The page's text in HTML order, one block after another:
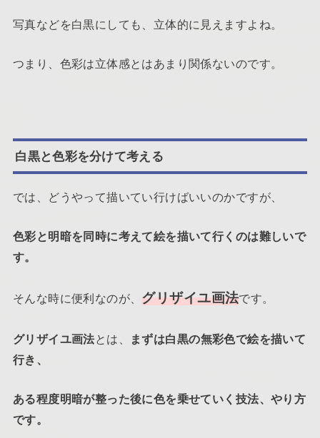
写真などを白黒にしても、立体的に見えますよね。
つまり、色彩は立体感とはあまり関係ないのです。
白黒と色彩を分けて考える
では、どうやって描いてい行けばいいのかですが、
色彩と明暗を同時に考えて絵を描いて行くのは難しいで
す。
そんな時に便利なのが、 グリザイユ画法です。
グリザイユ画法 とは、
まずは白黒の無彩色で絵を描いて
行き、
ある程度明暗が整った後に色を乗せていく技法、やり方
です。